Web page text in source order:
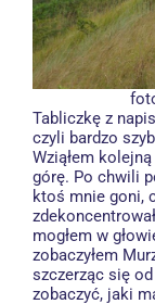
Tabliczkę z
czyli bardzo
Wziąłem
górę. Po chwili
ktoś mnie goni,
mogłem w
zobaczyłem
szczerząc się
zobaczyć, jaki